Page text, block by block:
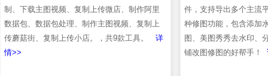
制、下载主图视频、复制上传微店、制作阿里
数据包、数据包处理、制作主图视频、复制上
传蘑菇街、复制上传小店。，共9款工具。 详
情>>
件，支持导出多个主流
种修图功能，包含添加
图、美图秀秀去水印、
铺改图修图的好帮手！